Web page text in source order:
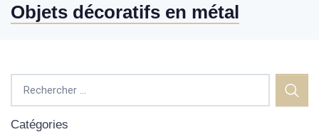
Objets décoratifs en métal
Catégories